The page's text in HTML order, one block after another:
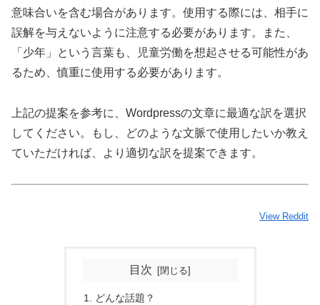
意味合いを含む場合があります。使用する際には、相手に
誤解を与えないように注意する必要があります。また、
「少年」という言葉も、児童労働を想起させる可能性があ
るため、慎重に使用する必要があります。
上記の提案を参考に、Wordpressの文章に最適な訳を選択
してください。もし、どのような文脈で使用したいか教え
ていただければ、より適切な訳を提案できます。
View Reddit
目次
どんな話題？